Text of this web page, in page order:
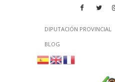
DIPUTACIÓN PROVINCIAL
BLOG